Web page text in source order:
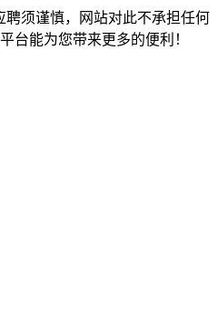
须谨慎，网站对此不承担任何
台能为您带来更多的便利！